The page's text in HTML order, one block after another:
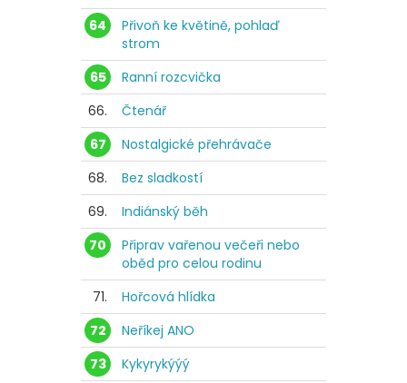
64
Přivoň ke květině, pohlaď
strom
65
Ranní rozcvička
66.
Čtenář
67
Nostalgické přehrávače
68.
Bez sladkostí
69.
Indiánský běh
70
Připrav vařenou večeři nebo
oběd pro celou rodinu
71.
Hořcová hlídka
72
Neříkej ANO
73
Kykyrykýýý